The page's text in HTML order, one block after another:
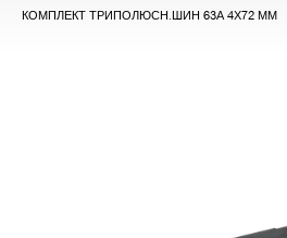
КОМПЛЕКТ ТРИПОЛЮСН.ШИН 63А 4Х72 ММ